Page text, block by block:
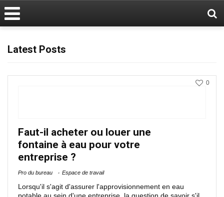
Latest Posts
Faut-il acheter ou louer une
fontaine à eau pour votre
entreprise ?
Pro du bureau Espace de travail
Lorsqu'il s'agit d'assurer l'approvisionnement en eau
0